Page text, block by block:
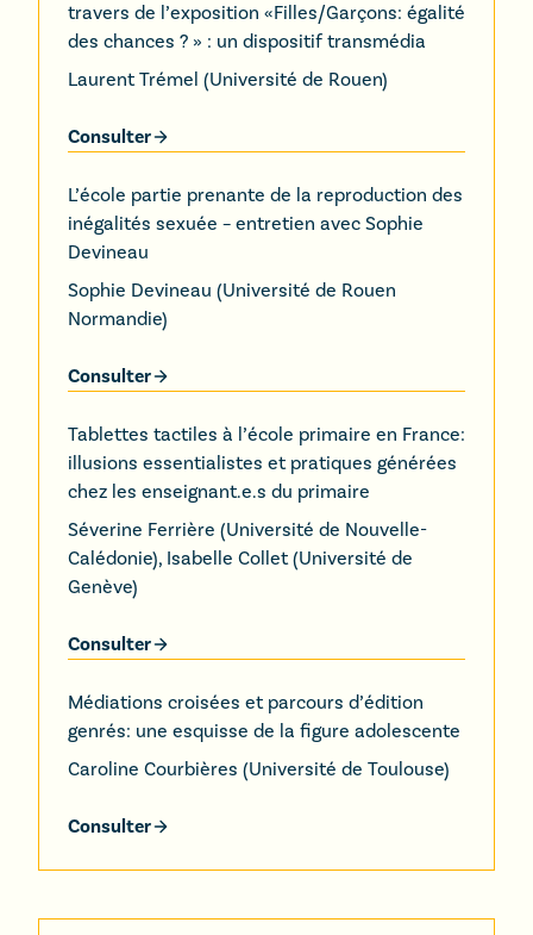
travers de l’exposition «Filles/Garçons: égalité
des chances ? » : un dispositif transmédia
Laurent Trémel (Université de Rouen)
Consulter
L’école partie prenante de la reproduction des
inégalités sexuée – entretien avec Sophie
Devineau
Sophie Devineau (Université de Rouen
Normandie)
Consulter
Tablettes tactiles à l’école primaire en France:
illusions essentialistes et pratiques générées
chez les enseignant.e.s du primaire
Séverine Ferrière (Université de Nouvelle-
Calédonie), Isabelle Collet(Université de
Genève)
Consulter
Médiations croisées et parcours d’édition
genrés: une esquisse de la figure adolescente
Caroline Courbières (Université de Toulouse)
Consulter